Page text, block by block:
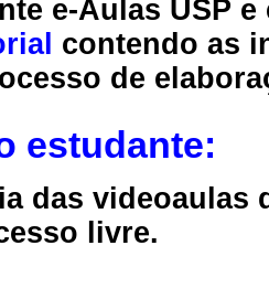
e-Aulas USP
contendo as
de
estudante:
das videoaulas
livre.